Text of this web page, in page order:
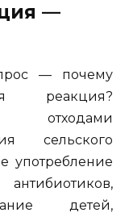
—
— почему
реакция?
отходами
сельского
употребление
детей,